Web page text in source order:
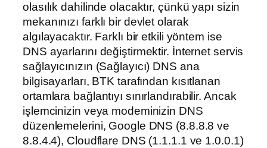
olasılık dahilinde olacaktır, çünkü yapı sizin
mekanınızı farklı bir devlet olarak
algılayacaktır. Farklı bir etkili yöntem ise
DNS ayarlarını değiştirmektir. İnternet servis
sağlayıcınızın (Sağlayıcı) DNS ana
bilgisayarları, BTK tarafından kısıtlanan
ortamlara bağlantıyı sınırlandırabilir. Ancak
işlemcinizin veya modeminizin DNS
düzenlemelerini, Google DNS (8.8.8.8 ve
8.8.4.4), Cloudflare DNS (1.1.1.1 ve 1.0.0.1)